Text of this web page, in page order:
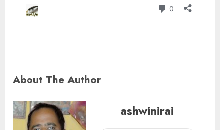
About The Author
ashwinirai